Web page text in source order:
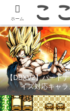
【DBXV2】パート
イズ対応キャ
ホーム